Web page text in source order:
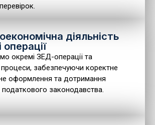
діяльність
окремі ЗЕД-операції та
процеси, забезпечуючи коректне
оформлення та дотримання
законодавства.